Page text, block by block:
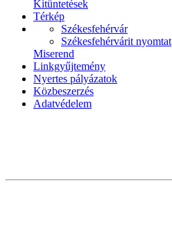
Kitüntetések
Térkép
Székesfehérvár
Székesfehérvárit nyomtat
Miserend
Linkgyűjtemény
Nyertes pályázatok
Közbeszerzés
Adatvédelem